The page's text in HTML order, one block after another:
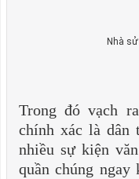
Nhà
Trong đó vạch
chính xác là dân
nhiều sự kiện
quần chúng